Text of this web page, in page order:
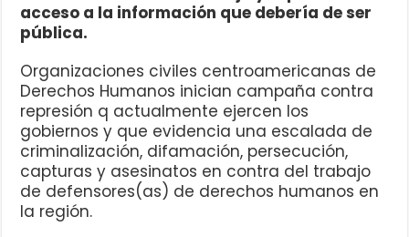
acceso a la información que debería de ser
pública.
Organizaciones civiles centroamericanas de
Derechos Humanos inician campaña contra
represión q actualmente ejercen los
gobiernos y que evidencia una escalada de
criminalización, difamación, persecución,
capturas y asesinatos en contra del trabajo
de defensores(as) de derechos humanos en
la región.